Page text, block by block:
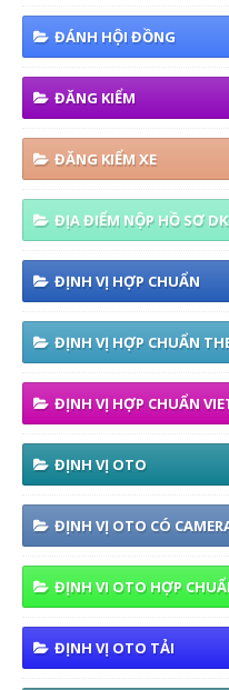
ĐÁNH HỘI ĐỒNG
ĐĂNG KIỂM
ĐĂNG KIỂM XE
ĐỊA ĐIỂM NỘP HỒ SƠ
ĐỊNH VỊ HỢP CHUẨN
ĐỊNH VỊ HỢP CHUẨN
ĐỊNH VỊ HỢP CHUẨN
ĐỊNH VỊ OTO
ĐỊNH VỊ OTO CÓ
ĐỊNH VI OTO HỢP
ĐỊNH VỊ OTO TẢI